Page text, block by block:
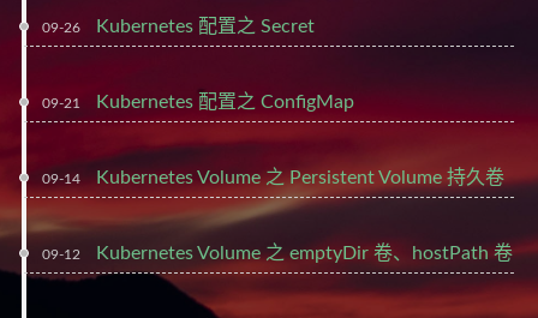
09-26 Kubernetes 配置之 Secret
09-21 Kubernetes 配置之 ConfigMap
09-14 Kubernetes Volume 之 Persistent Volume 持久卷
09-12 Kubernetes Volume 之 emptyDir 卷、hostPath 卷